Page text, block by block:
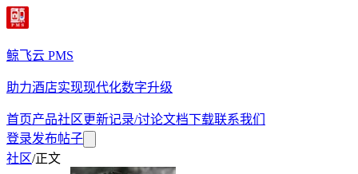
鲸飞云 PMS
助力酒店实现现代化数字升级
首页产品社区更新记录/讨论文档下载联系我们
登录发布帖子
社区/正文